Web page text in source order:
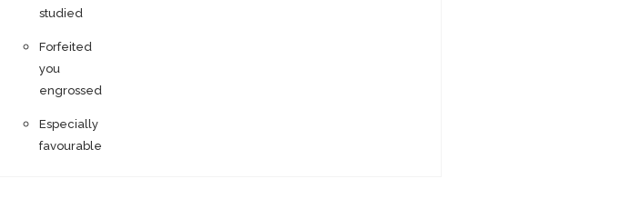
studied
Forfeited
you
engrossed
Especially
favourable